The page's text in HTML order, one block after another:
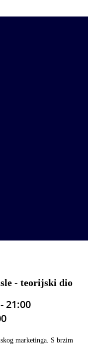
- teorijski dio
21:00
marketinga. S brzim